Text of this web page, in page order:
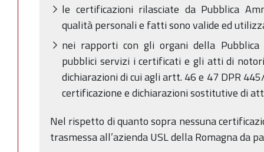
le certificazioni rilasciate da Pubblica
qualità personali e fatti sono valide ed
nei rapporti con gli organi della
pubblici servizi i certificati e gli atti di
dichiarazioni di cui agli artt. 46 e 47 DPR
certificazione e dichiarazioni sostitutive di
Nel rispetto di quanto sopra nessuna
trasmessa all’azienda USL della Romagna da